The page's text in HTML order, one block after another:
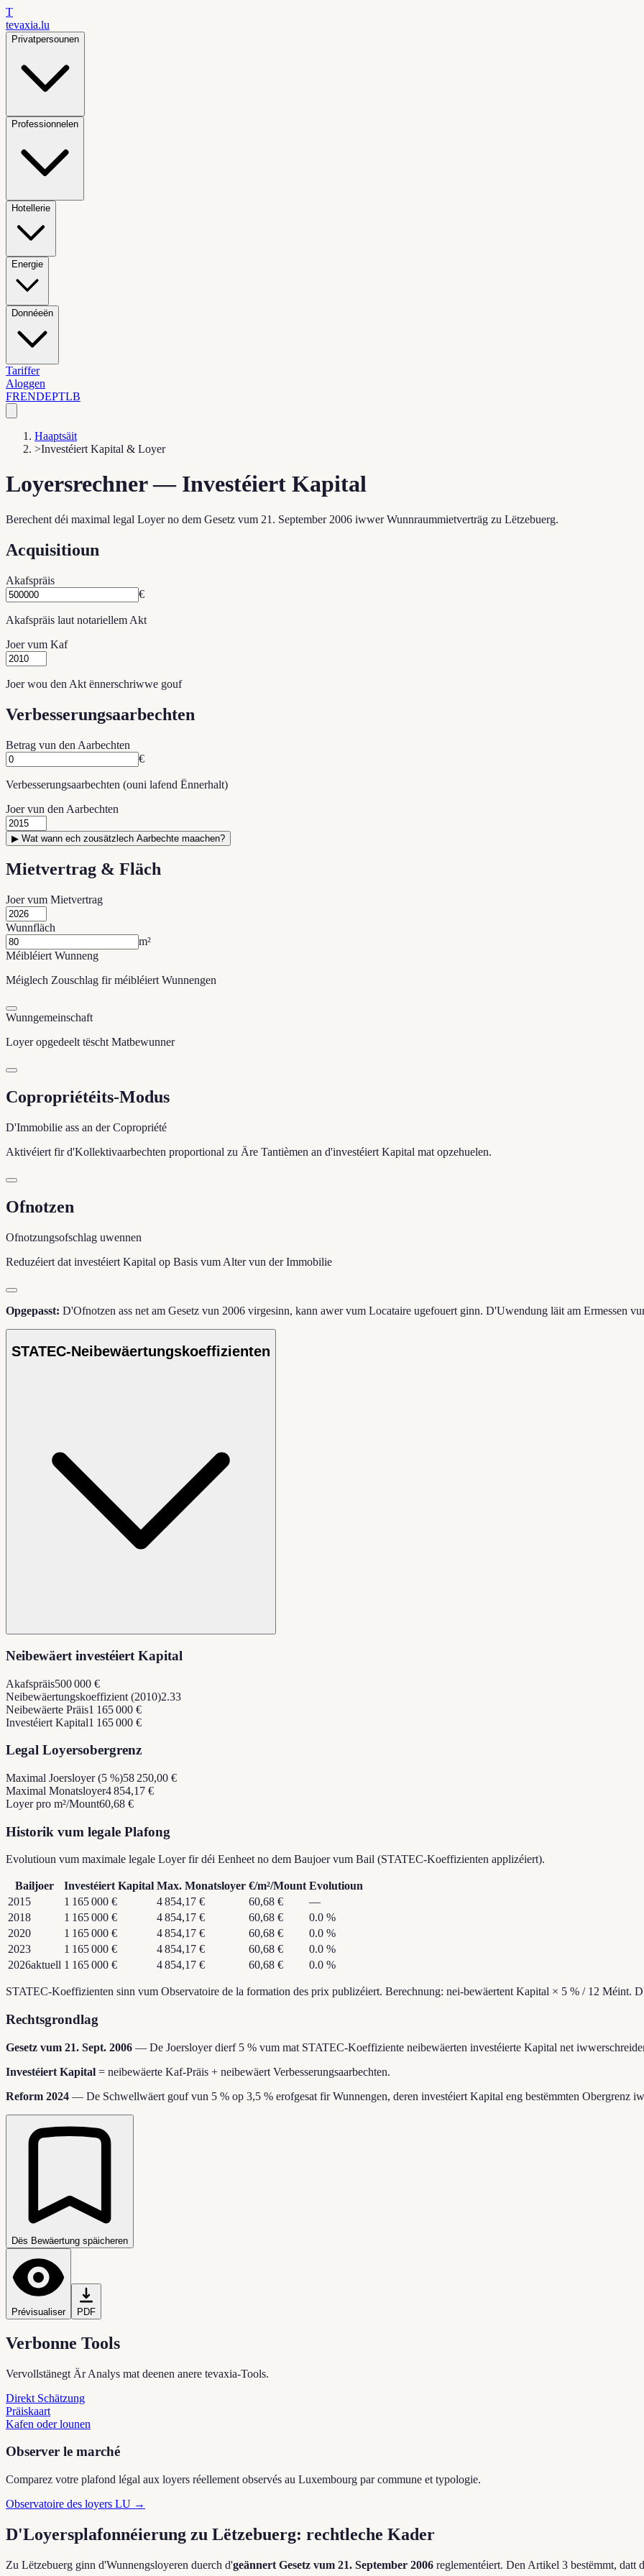
T
tevaxia.lu
Privatpersounen
Professionnelen
Hotellerie
Energie
Donnéeën
Tariffer
Aloggen
FRENDEPTLB
Haaptsäit
>Investéiert Kapital & Loyer
Loyersrechner — Investéiert Kapital
Berechent déi maximal legal Loyer no dem Gesetz vum 21. September 2006 iwwer Wunnraummietverträg zu Lëtzebuerg.
Acquisitioun
Akafspräis
€
Akafspräis laut notariellem Akt
Joer vum Kaf
Joer wou den Akt ënnerschriwwe gouf
Verbesserungsaarbechten
Betrag vun den Aarbechten
€
Verbesserungsaarbechten (ouni lafend Ënnerhalt)
Joer vun den Aarbechten
▶ Wat wann ech zousätzlech Aarbechte maachen?
Mietvertrag & Fläch
Joer vum Mietvertrag
Wunnfläch
m²
Méibléiert Wunneng
Méiglech Zouschlag fir méibléiert Wunnengen
Wunngemeinschaft
Loyer opgedeelt tëscht Matbewunner
Copropriétéits-Modus
D'Immobilie ass an der Copropriété
Aktivéiert fir d'Kollektivaarbechten proportional zu Äre Tantièmen an d'investéiert Kapital mat opzehuelen.
Ofnotzen
Ofnotzungsofschlag uwennen
Reduzéiert dat investéiert Kapital op Basis vum Alter vun der Immobilie
Opgepasst: D'Ofnotzen ass net am Gesetz vun 2006 virgesinn, kann awer vum Locataire ugefouert ginn. D'Uwendung läit am Ermessen
STATEC-Neibewäertungskoeffizienten
Neibewäert investéiert Kapital
Akafspräis500 000 €
Neibewäertungskoeffizient (2010)2.33
Neibewäerte Präis1 165 000 €
Investéiert Kapital1 165 000 €
Legal Loyersobergrenz
Maximal Joersloyer (5 %)58 250,00 €
Maximal Monatsloyer4 854,17 €
Loyer pro m²/Mount60,68 €
Historik vum legale Plafong
Evolutioun vum maximale legale Loyer fir déi Eenheet no dem Baujoer vum Bail (STATEC-Koeffizienten applizéiert).
Bailjoer Investéiert Kapital Max. Monatsloyer €/m²/Mount Evolutioun
2015
1 165 000 € 4 854,17 € 60,68 €
—
2018
1 165 000 € 4 854,17 € 60,68 € 0.0 %
2020
1 165 000 € 4 854,17 € 60,68 € 0.0 %
2023
1 165 000 € 4 854,17 € 60,68 € 0.0 %
2026aktuell 1 165 000 € 4 854,17 € 60,68 € 0.0 %
STATEC-Koeffizienten sinn vum Observatoire de la formation des prix publizéiert. Berechnung: nei-bewäertent Kapital × 5 % / 12 Méint.
Rechtsgrondlag
Gesetz vum 21. Sept. 2006 — De Joersloyer dierf 5 % vum mat STATEC-Koeffiziente neibewäerten investéierte Kapital net
Investéiert Kapital = neibewäerte Kaf-Präis + neibewäert Verbesserungsaarbechten.
Reform 2024 — De Schwellwäert gouf vun 5 % op 3,5 % erofgesat fir Wunnengen, deren investéiert Kapital eng bestëmmten Obergrenz
Dës Bewäertung späicheren
Prévisualiser PDF
Verbonne Tools
Vervollstänegt Är Analys mat deenen anere tevaxia-Tools.
Direkt Schätzung
Präiskaart
Kafen oder lounen
Observer le marché
Comparez votre plafond légal aux loyers réellement observés au Luxembourg par commune et typologie.
Observatoire des loyers LU →
D'Loyersplafonnéierung zu Lëtzebuerg: rechtleche Kader
Zu Lëtzebuerg ginn d'Wunnengsloyeren duerch d'geännert Gesetz vum 21. September 2006 reglementéiert. Den Artikel 3 bestëmmt, datt